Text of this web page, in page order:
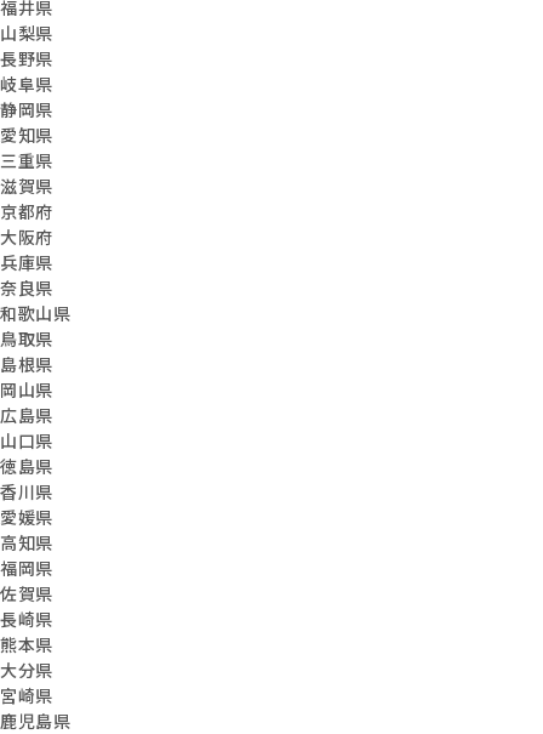
福井県
山梨県
長野県
岐阜県
静岡県
愛知県
三重県
滋賀県
京都府
大阪府
兵庫県
奈良県
和歌山県
鳥取県
島根県
岡山県
広島県
山口県
徳島県
香川県
愛媛県
高知県
福岡県
佐賀県
長崎県
熊本県
大分県
宮崎県
鹿児島県